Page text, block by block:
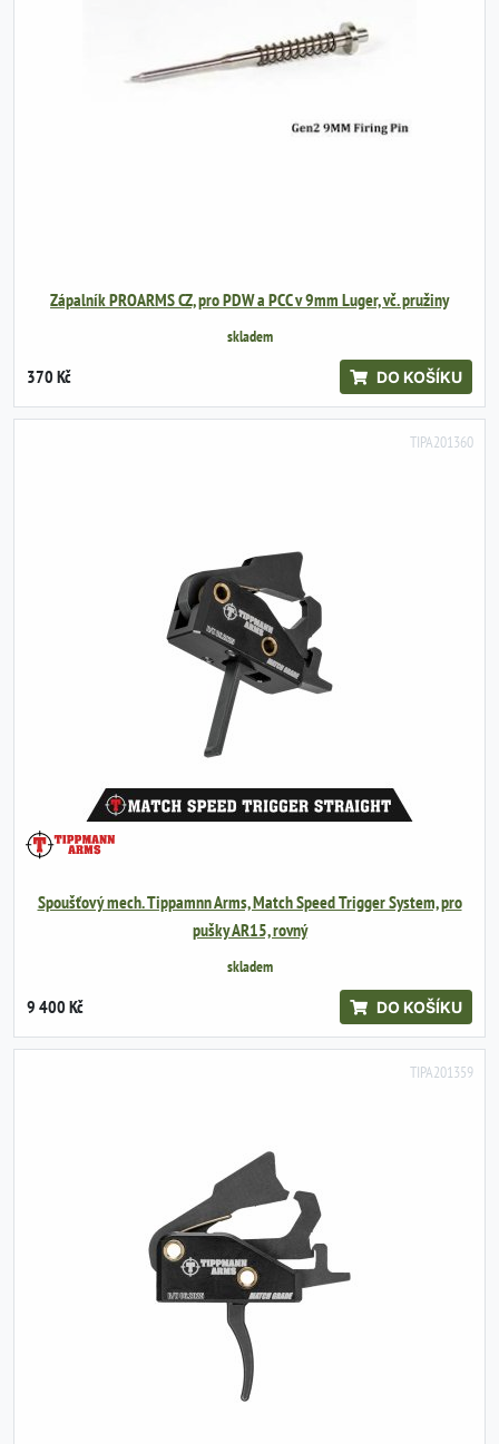
Zápalník PROARMS CZ, pro PDW a PCC v 9mm Luger, vč. pružiny
skladem
370 Kč DO KOŠÍKU
TIPA201360
Spoušťový mech. Tippamnn Arms, Match Speed Trigger System, pro
pušky AR15, rovný
skladem
9 400 Kč DO KOŠÍKU
TIPA201359